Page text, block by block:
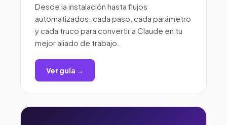
Desde la instalación hasta flujos
automatizados: cada paso, cada parámetro
y cada truco para convertir a Claude en tu
mejor aliado de trabajo.
Ver guía →